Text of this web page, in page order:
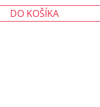
DO KOŠÍKA